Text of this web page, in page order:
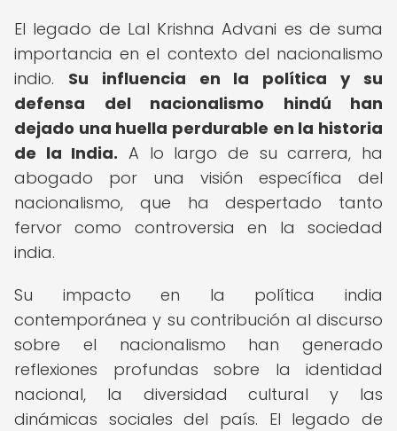
El legado de Lal Krishna Advani es de suma
importancia en el contexto del nacionalismo
indio. Su influencia en la política y su
defensa del nacionalismo hindú han
dejado una huella perdurable en la historia
de la India. A lo largo de su carrera, ha
abogado por una visión específica del
nacionalismo, que ha despertado tanto
fervor como controversia en la sociedad
india.
Su impacto en la política india
contemporánea y su contribución al discurso
sobre el nacionalismo han generado
reflexiones profundas sobre la identidad
nacional, la diversidad cultural y las
dinámicas sociales del país. El legado de